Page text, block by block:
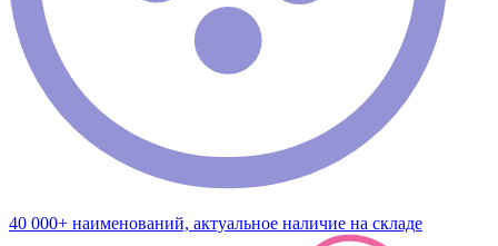
40 000+ наименований, актуальное наличие на складе